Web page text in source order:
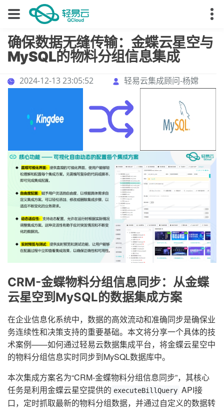
确保数据无缝传输：金蝶云星空与
MySQL的物料分组信息集成
2024-12-13 23:05:52 轻易云集成顾问-杨嫦
CRM-金蝶物料分组信息同步：从金蝶
云星空到MySQL的数据集成方案
在企业信息化系统中，数据的高效流动和准确同步是确保业
务连续性和决策支持的重要基础。本文将分享一个具体的技
术案例——如何通过轻易云数据集成平台，将金蝶云星空中
的物料分组信息实时同步到MySQL数据库中。
本次集成方案名为“CRM-金蝶物料分组信息同步”，其核心
任务是利用金蝶云星空提供的 executeBillQuery API接
口，定时抓取最新的物料分组数据，并通过自定义的数据转